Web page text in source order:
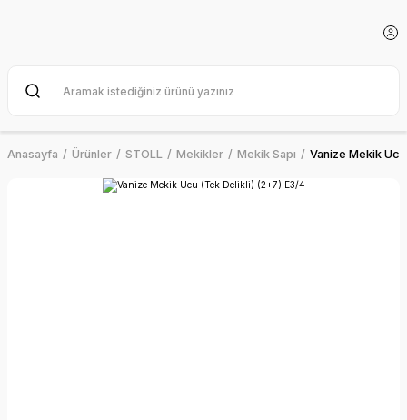
Anasayfa Ürünler STOLL Mekikler Mekik Sapı Vanize Mekik